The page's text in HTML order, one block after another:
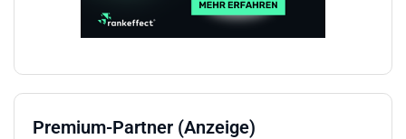
Premium-Partner (Anzeige)